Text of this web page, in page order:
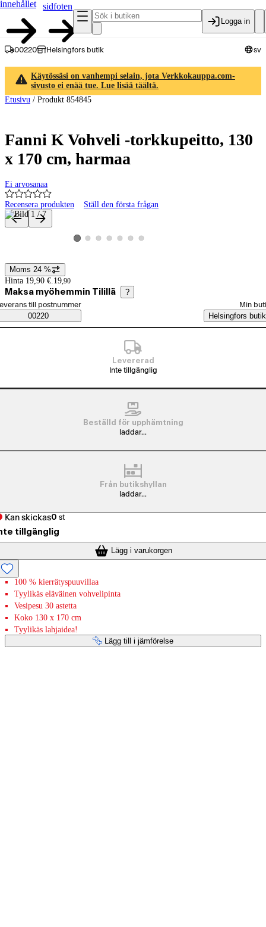
innehållet
sidfoten
Logga in
00220 Helsingfors butik sv
Käytössäsi on vanhempi selain, jota Verkkokauppa.com-
sivusto ei enää tue. Lue lisää täältä.
Etusivu / Produkt 854845
Fanni K Vohveli -torkkupeitto, 130
x 170 cm, harmaa
Ei arvosanaa
Recensera produkten Ställ den första frågan
Produktbilder och videor
Visa produktbild 1
Visa produktbild 2
Visa produktbild 3
Visa produktbild 4
Visa produktbild 5
Visa produktbild 6
Visa produktbild 7
Prisinformation
Moms 24 %
Hinta 19,90 €. 19,90
Maksa myöhemmin Tilillä ?
Saatavuustiedot
beställningssätt
till postnummer
00220
Min
Helsingfors butik
Levererad
Inte tillgänglig
Beställd för upphämtning
laddar...
Från butikshyllan
laddar...
Kan skickas0 st
tillgänglig
Lägg i varukorgen
100 % kierrätyspuuvillaa
Tyylikäs eläväinen vohvelipinta
Vesipesu 30 astetta
Koko 130 x 170 cm
Tyylikäs lahjaidea!
Lägg till i jämförelse